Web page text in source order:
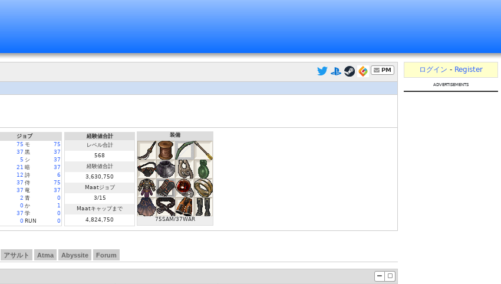
PM
ジョブ
75 モ
75
37 黒
37
5 シ
37
21 暗
37
12 詩
6
37 侍
75
37 竜
37
2 青
0
0 か
1
37 学
0
0 RUN 0
経験値合計
レベル合計
568
経験値合計
3,630,750
Maatジョブ
3/15
Maatキャップまで
4,824,750
装備
75SAM/37WAR
アサルト Atma Abyssite Forum
ログイン - Register
advertisements